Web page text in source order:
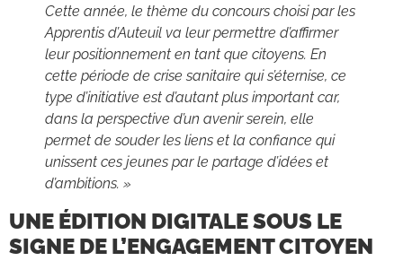
Cette année, le thème du concours choisi par les
Apprentis d’Auteuil va leur permettre d’affirmer
leur positionnement en tant que citoyens. En
cette période de crise sanitaire qui s’éternise, ce
type d’initiative est d’autant plus important car,
dans la perspective d’un avenir serein, elle
permet de souder les liens et la confiance qui
unissent ces jeunes par le partage d’idées et
d’ambitions. »
UNE ÉDITION DIGITALE SOUS LE
SIGNE DE L’ENGAGEMENT CITOYEN